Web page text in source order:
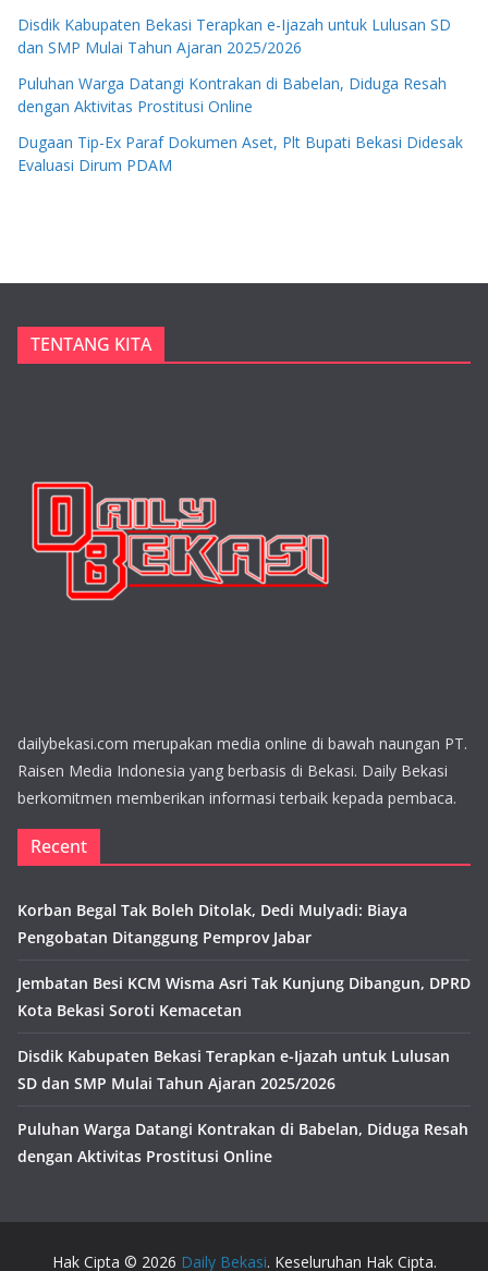
Disdik Kabupaten Bekasi Terapkan e-Ijazah untuk Lulusan SD
dan SMP Mulai Tahun Ajaran 2025/2026
Puluhan Warga Datangi Kontrakan di Babelan, Diduga Resah
dengan Aktivitas Prostitusi Online
Dugaan Tip-Ex Paraf Dokumen Aset, Plt Bupati Bekasi Didesak
Evaluasi Dirum PDAM
TENTANG KITA
dailybekasi.com merupakan media online di bawah naungan PT.
Raisen Media Indonesia yang berbasis di Bekasi. Daily Bekasi
berkomitmen memberikan informasi terbaik kepada pembaca.
Recent
Korban Begal Tak Boleh Ditolak, Dedi Mulyadi: Biaya
Pengobatan Ditanggung Pemprov Jabar
Jembatan Besi KCM Wisma Asri Tak Kunjung Dibangun, DPRD
Kota Bekasi Soroti Kemacetan
Disdik Kabupaten Bekasi Terapkan e-Ijazah untuk Lulusan
SD dan SMP Mulai Tahun Ajaran 2025/2026
Puluhan Warga Datangi Kontrakan di Babelan, Diduga Resah
dengan Aktivitas Prostitusi Online
Hak Cipta © 2026 Daily Bekasi. Keseluruhan Hak Cipta.